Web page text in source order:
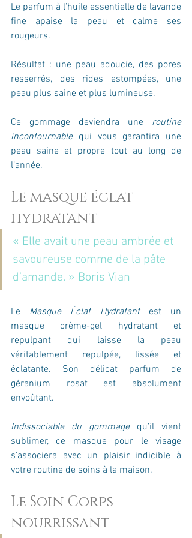
Le parfum à l’huile essentielle de lavande
fine apaise la peau et calme ses
rougeurs.
Résultat : une peau adoucie, des pores
resserrés, des rides estompées, une
peau plus saine et plus lumineuse.
Ce gommage deviendra une routine
incontournable qui vous garantira une
peau saine et propre tout au long de
l’année.
Le masque éclat
hydratant
« Elle avait une peau ambrée et
savoureuse comme de la pâte
d’amande. » Boris Vian
Le Masque Éclat Hydratant est un
masque crème-gel hydratant et
repulpant qui laisse la peau
véritablement repulpée, lissée et
éclatante. Son délicat parfum de
géranium rosat est absolument
envoûtant.
Indissociable du gommage qu’il vient
sublimer, ce masque
pour le visage
s'associera avec un plaisir indicible à
votre routine de soins à la maison.
Le Soin Corps
nourrissant